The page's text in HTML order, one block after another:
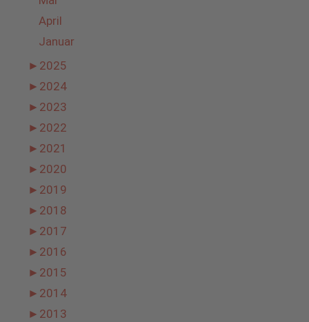
April
Januar
► 2025
► 2024
► 2023
► 2022
► 2021
► 2020
► 2019
► 2018
► 2017
► 2016
► 2015
► 2014
► 2013